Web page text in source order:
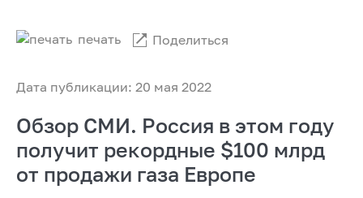
Дата публикации: 20 мая 2022
печать Поделиться
Обзор СМИ. Россия в этом году
получит рекордные $100 млрд
от продажи газа Европе